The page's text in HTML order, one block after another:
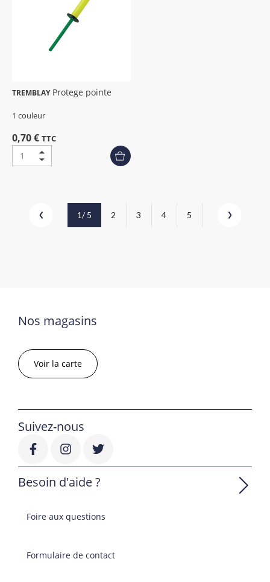
TREMBLAY Protege pointe
1 couleur
0,70 € TTC
1/ 5 2 3 4 5
Nos magasins
Voir la carte
Suivez-nous
Besoin d'aide ?
Foire aux questions
Formulaire de contact